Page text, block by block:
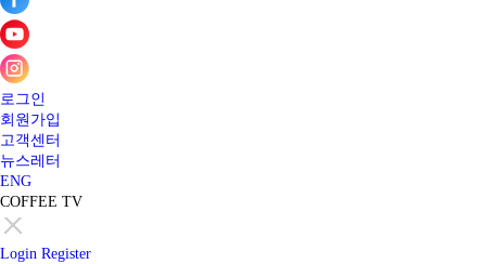
로그인
회원가입
고객센터
뉴스레터
ENG
COFFEE TV
Login Register